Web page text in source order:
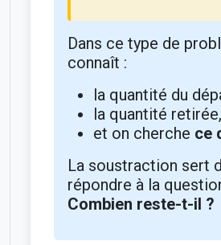
Dans ce type de
connaît :
la quantité du
la quantité retirée,
et on cherche ce
La soustraction sert
répondre à la
Combien reste-t-il ?